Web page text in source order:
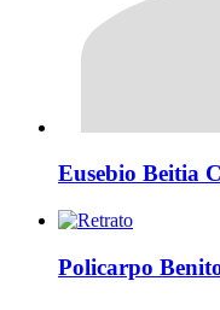
Eusebio Beitia
Policarpo